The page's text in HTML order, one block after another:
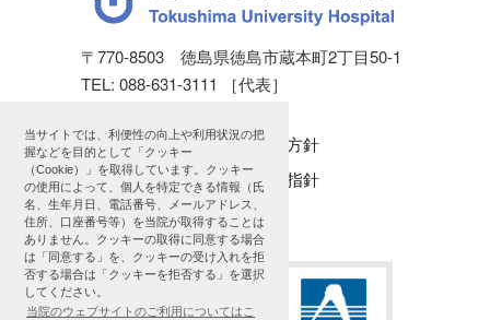
当サイトでは、利便性の向上や利用状況の把
握などを目的として「クッキー
（Cookie）」を取得しています。クッキー
の使用によって、個人を特定できる情報（氏
名、生年月日、電話番号、メールアドレス、
住所、口座番号等）を当院が取得することは
ありません。クッキーの取得に同意する場合
は「同意する」を、クッキーの受け入れを拒
否する場合は「クッキーを拒否する」を選択
してください。
当院のウェブサイトのご利用についてはこ
〒770-8503 徳島県徳島市蔵本町2丁目50-1
TEL: 088-631-3111 ［代表］
個人情報保護方針
公表に関する指針
サイトマップ